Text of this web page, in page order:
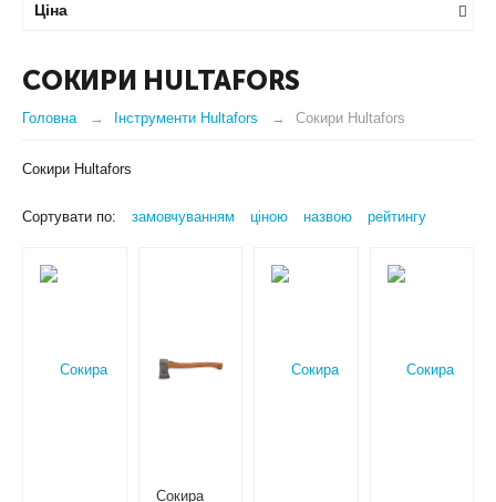
Ціна
СОКИРИ HULTAFORS
Головна Інструменти Hultafors Сокири Hultafors
Сокири Hultafors
Сортувати по: замовчуванням ціною назвою рейтингу
Сокира